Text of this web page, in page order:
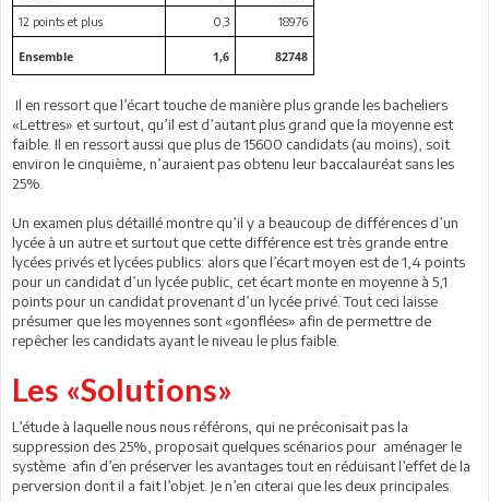
12 points et plus 0,3 18976
Ensemble 1,6 82748
Il en ressort que l’écart touche de manière plus grande les bacheliers
«Lettres» et surtout, qu’il est d’autant plus grand que la moyenne est
faible. Il en ressort aussi que plus de 15600 candidats (au moins), soit
environ le cinquième, n’auraient pas obtenu leur baccalauréat sans les
25%.
Un examen plus détaillé montre qu’il y a beaucoup de différences d’un
lycée à un autre et surtout que cette différence est très grande entre
lycées privés et lycées publics: alors que l’écart moyen est de 1,4 points
pour un candidat d’un lycée public, cet écart monte en moyenne à 5,1
points pour un candidat provenant d’un lycée privé. Tout ceci laisse
présumer que les moyennes sont «gonflées» afin de permettre de
repêcher les candidats ayant le niveau le plus faible.
Les «Solutions»
L’étude à laquelle nous nous référons, qui ne préconisait pas la
suppression des 25%, proposait quelques scénarios pour aménager le
système afin d’en préserver les avantages tout en réduisant l’effet de la
perversion dont il a fait l’objet. Je n’en citerai que les deux principales.